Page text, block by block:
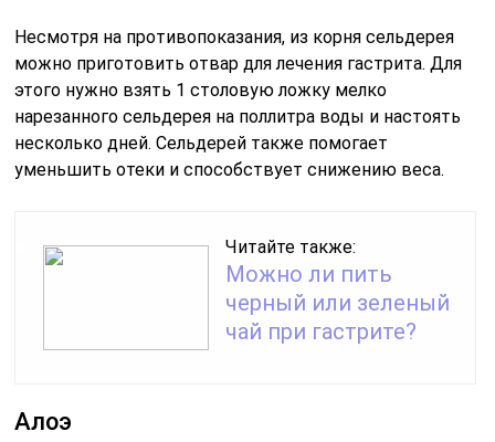
Несмотря на противопоказания, из корня сельдерея
можно приготовить отвар для лечения гастрита. Для
этого нужно взять 1 столовую ложку мелко
нарезанного сельдерея на поллитра воды и настоять
несколько дней. Сельдерей также помогает
уменьшить отеки и способствует снижению веса.
Читайте также:
Можно ли пить
черный или зеленый
чай при гастрите?
Алоэ